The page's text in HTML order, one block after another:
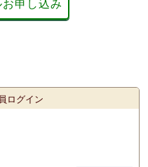
申し込み
ログイン